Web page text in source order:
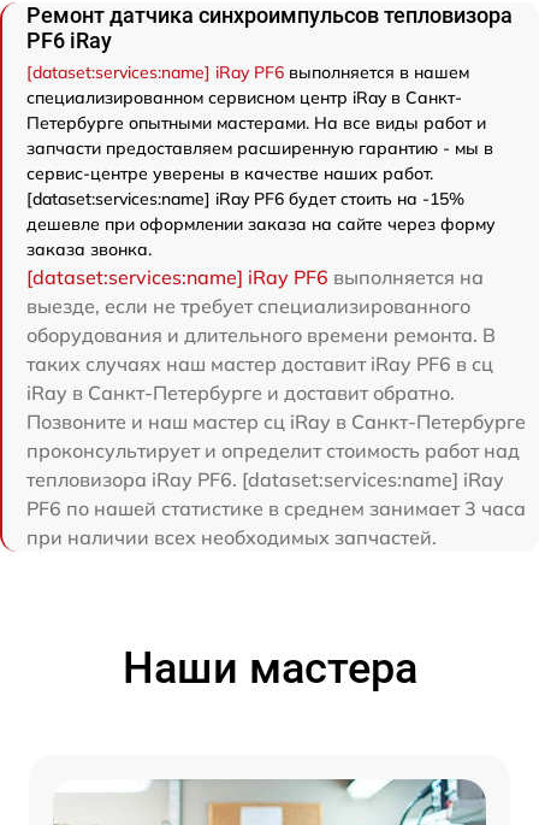
Ремонт датчика синхроимпульсов тепловизора
PF6 iRay
[dataset:services:name] iRay PF6 выполняется в нашем
специализированном сервисном центр iRay в Санкт-
Петербурге опытными мастерами. На все виды работ и
запчасти предоставляем расширенную гарантию - мы в
сервис-центре уверены в качестве наших работ.
[dataset:services:name] iRay PF6 будет стоить на -15%
дешевле при оформлении заказа на сайте через форму
заказа звонка.
[dataset:services:name] iRay PF6 выполняется на
выезде, если не требует специализированного
оборудования и длительного времени ремонта. В
таких случаях наш мастер доставит iRay PF6 в сц
iRay в Санкт-Петербурге и доставит обратно.
Позвоните и наш мастер сц iRay в Санкт-Петербурге
проконсультирует и определит стоимость работ над
тепловизора iRay PF6. [dataset:services:name] iRay
PF6 по нашей статистике в среднем занимает 3 часа
при наличии всех необходимых запчастей.
Наши мастера